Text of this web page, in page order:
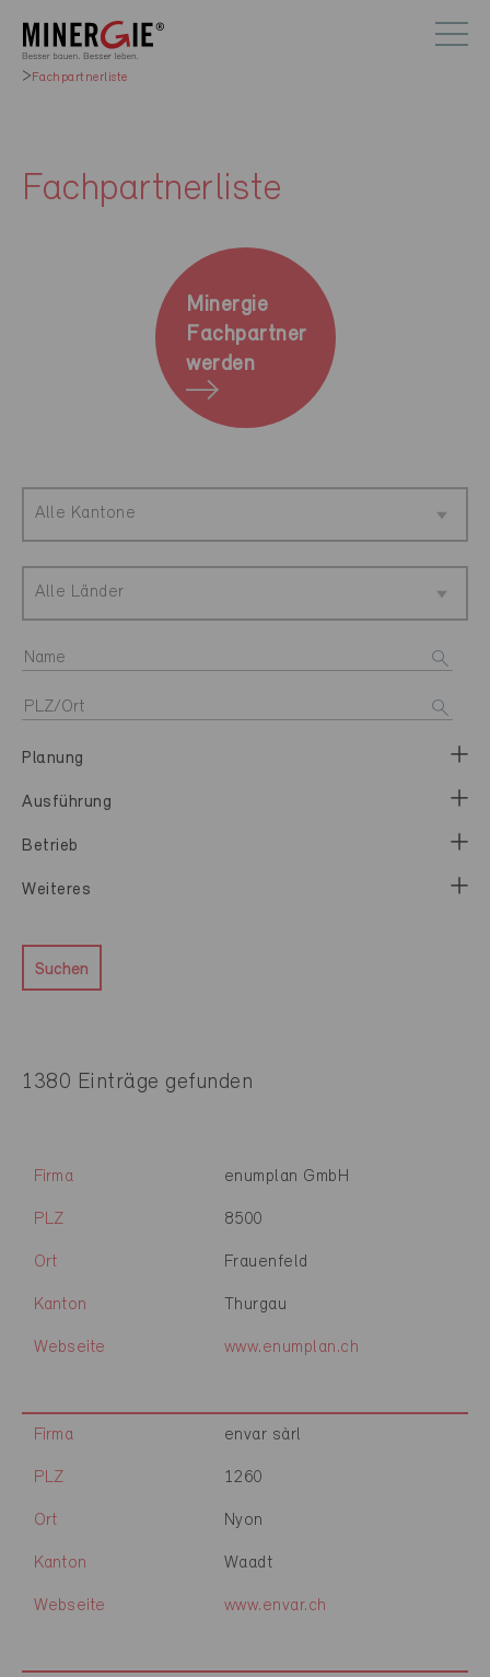
Fachpartnerliste
Fachpartnerliste
Minergie
Fachpartner
werden
Alle Kantone
Alle Länder
Planung
Ausführung
Betrieb
Weiteres
Suchen
1380 Einträge gefunden
Firma enumplan GmbH
PLZ 8500
Ort Frauenfeld
Kanton Thurgau
Webseite www.enumplan.ch
Firma envar sàrl
PLZ 1260
Ort Nyon
Kanton Waadt
Webseite www.envar.ch